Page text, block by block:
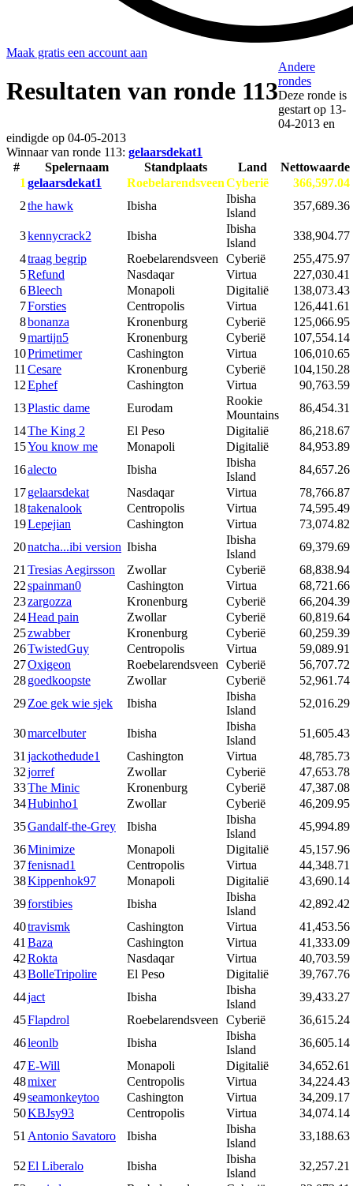
Maak gratis een account aan
Resultaten van ronde 113
Andere
rondes
Deze ronde is
gestart op 13-
04-2013 en
eindigde op 04-05-2013
Winnaar van ronde 113: gelaarsdekat1
#
Spelernaam Standplaats Land
Nettowaarde
1 gelaarsdekat1 RoebelarendsveenCyberië
366,597.04
2the hawk Ibisha
Ibisha
Island
357,689.36
3kennycrack2 Ibisha
Ibisha
Island
338,904.77
4traag begrip Roebelarendsveen Cyberië
255,475.97
5Refund Nasdaqar Virtua
227,030.41
6Bleech Monapoli Digitalië
138,073.43
7Forsties Centropolis Virtua
126,441.61
8bonanza Kronenburg Cyberië
125,066.95
9martijn5 Kronenburg Cyberië
107,554.14
10Primetimer Cashington Virtua
106,010.65
11 Cesare Kronenburg Cyberië
104,150.28
12Ephef Cashington Virtua
90,763.59
13Plastic dame Eurodam
Rookie
Mountains
86,454.31
14The King 2 El Peso Digitalië
86,218.67
15You know me Monapoli Digitalië
84,953.89
16alecto Ibisha
Ibisha
Island
84,657.26
17gelaarsdekat Nasdaqar Virtua
78,766.87
18takenalook Centropolis Virtua
74,595.49
19Lepejian Cashington Virtua
73,074.82
20natcha...ibi version Ibisha
Ibisha
Island
69,379.69
21 Tresias Aegirsson Zwollar Cyberië
68,838.94
22spainman0 Cashington Virtua
68,721.66
23zargozza Kronenburg Cyberië
66,204.39
24Head pain Zwollar Cyberië
60,819.64
25zwabber Kronenburg Cyberië
60,259.39
26TwistedGuy Centropolis Virtua
59,089.91
27Oxigeon Roebelarendsveen Cyberië
56,707.72
28goedkoopste Zwollar Cyberië
52,961.74
29Zoe gek wie sjek Ibisha
Ibisha
Island
52,016.29
30marcelbuter Ibisha
Ibisha
Island
51,605.43
31 jackothedude1 Cashington Virtua
48,785.73
32jorref Zwollar Cyberië
47,653.78
33The Minic Kronenburg Cyberië
47,387.08
34Hubinho1 Zwollar Cyberië
46,209.95
35Gandalf-the-Grey Ibisha
Ibisha
Island
45,994.89
36Minimize Monapoli Digitalië
45,157.96
37fenisnad1 Centropolis Virtua
44,348.71
38Kippenhok97 Monapoli Digitalië
43,690.14
39forstibies Ibisha
Ibisha
Island
42,892.42
40travismk Cashington Virtua
41,453.56
41 Baza Cashington Virtua
41,333.09
42Rokta Nasdaqar Virtua
40,703.59
43BolleTripolire El Peso Digitalië
39,767.76
44jact Ibisha
Ibisha
Island
39,433.27
45Flapdrol Roebelarendsveen Cyberië
36,615.24
46leonlb Ibisha
Ibisha
Island
36,605.14
47E-Will Monapoli Digitalië
34,652.61
48mixer Centropolis Virtua
34,224.43
49seamonkeytoo Cashington Virtua
34,209.17
50KBJsy93 Centropolis Virtua
34,074.14
51 Antonio Savatoro Ibisha
Ibisha
Island
33,188.63
52El Liberalo Ibisha
Ibisha
Island
32,257.21